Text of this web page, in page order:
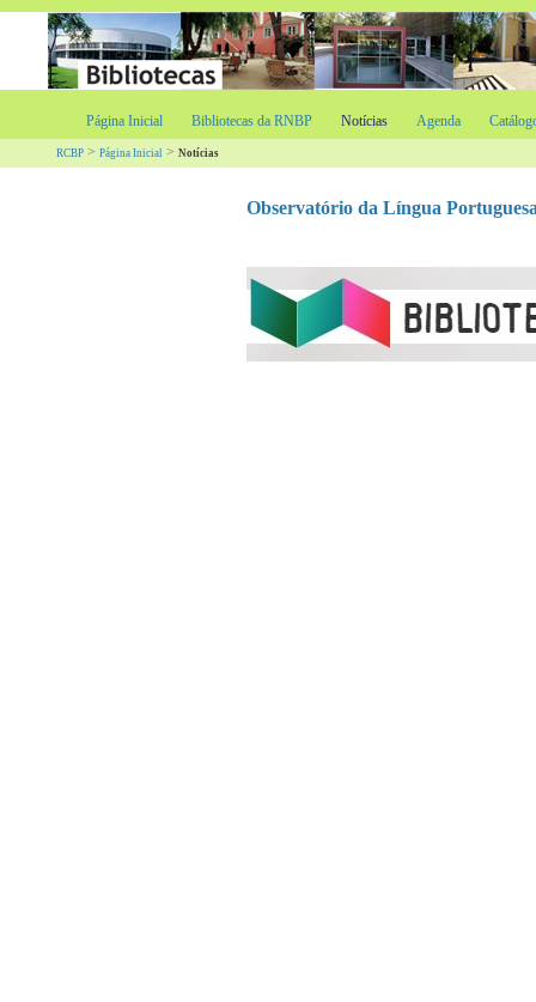
Página Inicial Bibliotecas da RNBP Notícias Agenda
RCBP > Página Inicial > Notícias
Observatório da Língua